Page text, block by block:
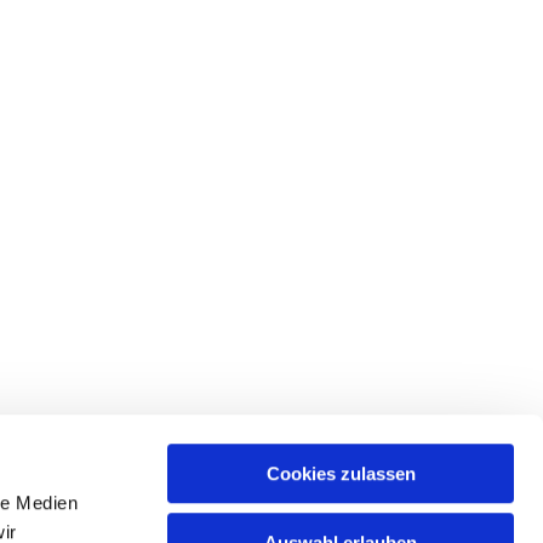
Medien
Cookies zulassen